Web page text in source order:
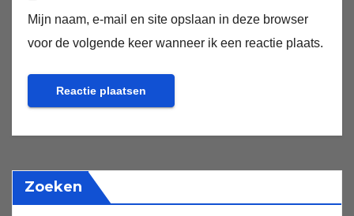
Mijn naam, e-mail en site opslaan in deze browser
voor de volgende keer wanneer ik een reactie plaats.
Zoeken